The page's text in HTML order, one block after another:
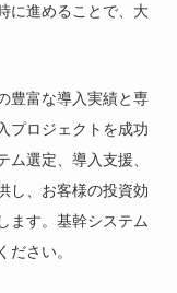
に進めることで、大
豊富な導入実績と専
プロジェクトを成功
選定、導入支援、
し、お客様の投資効
ます。基幹システム
さい。